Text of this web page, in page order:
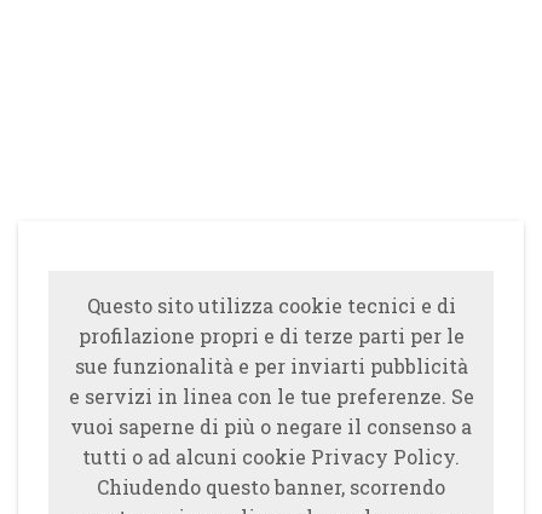
Questo sito utilizza cookie tecnici e di
profilazione propri e di terze parti per le
sue funzionalità e per inviarti pubblicità
e servizi in linea con le tue preferenze. Se
vuoi saperne di più o negare il consenso a
tutti o ad alcuni cookie Privacy Policy.
Chiudendo questo banner, scorrendo